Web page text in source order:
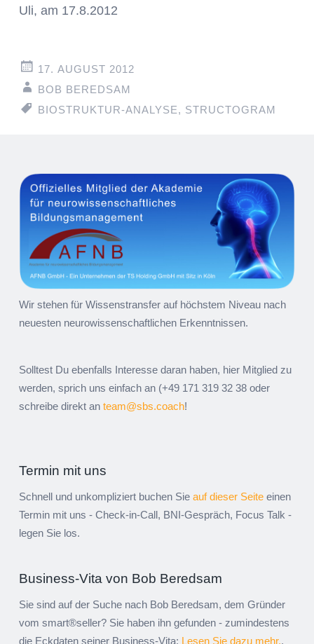
Uli, am 17.8.2012
17. AUGUST 2012
BOB BEREDSAM
BIOSTRUKTUR-ANALYSE, STRUCTOGRAM
Wir stehen für Wissenstransfer auf höchstem Niveau nach
neuesten neurowissenschaftlichen Erkenntnissen.
Solltest Du ebenfalls Interesse daran haben, hier Mitglied zu
werden, sprich uns einfach an (+49 171 319 32 38 oder
schreibe direkt an team@sbs.coach!
Termin mit uns
Schnell und unkompliziert buchen Sie auf dieser Seite einen
Termin mit uns - Check-in-Call, BNI-Gespräch, Focus Talk -
legen Sie los.
Business-Vita von Bob Beredsam
Sie sind auf der Suche nach Bob Beredsam, dem Gründer
vom smart®seller? Sie haben ihn gefunden - zumindestens
die Eckdaten seiner Business-Vita: Lesen Sie dazu mehr..